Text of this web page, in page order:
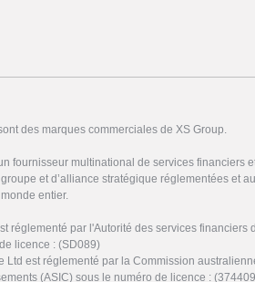
des marques commerciales de XS Group.
fournisseur multinational de services financiers
et d’alliance stratégique réglementées et
entier.
réglementé par l'Autorité des services financiers
licence : (SD089)
Ltd est réglementé par la Commission
(ASIC) sous le numéro de licence :